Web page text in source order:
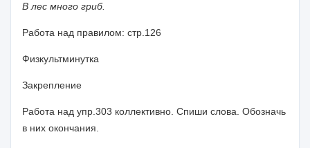
В лес много гриб.
Работа над правилом: стр.126
Физкультминутка
Закрепление
Работа над упр.303 коллективно. Спиши слова. Обозначь
в них окончания.